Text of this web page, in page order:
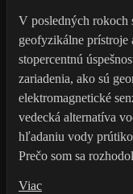
V posledných rokoch
geofyzikálne
stopercentnú
zariadenia, ako sú
elektromagnetické
vedecká alternatíva
hľadaniu vody
Prečo som sa
Viac